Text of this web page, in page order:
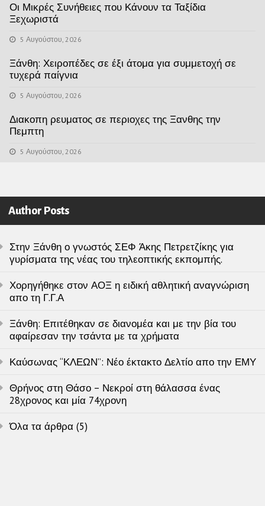
Οι Μικρές Συνήθειες που Κάνουν τα Ταξίδια
Ξεχωριστά
5 Αυγούστου, 2026
Ξάνθη: Χειροπέδες σε έξι άτομα για συμμετοχή σε
τυχερά παίγνια
5 Αυγούστου, 2026
Διακοπη ρευματος σε περιοχες της Ξανθης την
Πεμπτη
5 Αυγούστου, 2026
Author Posts
Στην Ξάνθη ο γνωστός ΣΕΦ Άκης Πετρετζίκης για
γυρίσματα της νέας του τηλεοπτικής εκπομπής.
Χορηγήθηκε στον ΑΟΞ η ειδική αθλητική αναγνώριση
απο τη Γ.Γ.Α
Ξάνθη: Επιτέθηκαν σε διανομέα και με την βία του
αφαίρεσαν την τσάντα με τα χρήματα
Καύσωνας “ΚΛΕΩΝ”: Νέο έκτακτο Δελτίο απο την ΕΜΥ
Θρήνος στη Θάσο – Νεκροί στη θάλασσα ένας
28χρονος και μία 74χρονη
Όλα τα άρθρα (5)